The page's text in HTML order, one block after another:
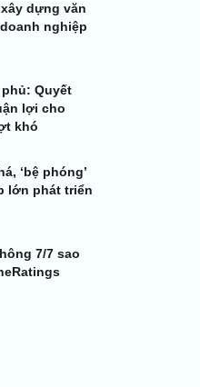
dựng văn
nghiệp
Quyết
lợi cho
khó
‘bệ phóng’
lớn phát triển
7/7 sao